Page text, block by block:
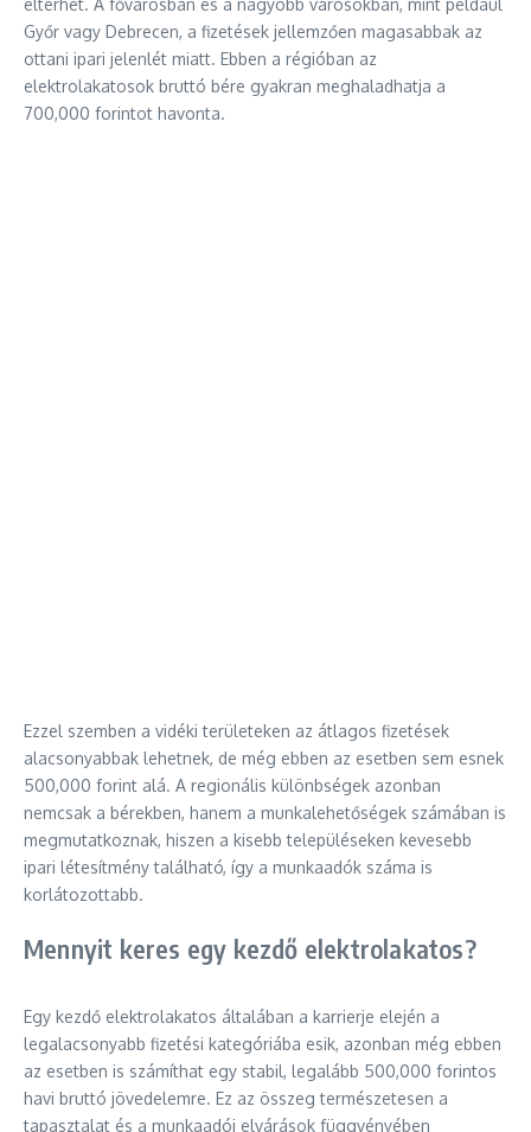
eltérhet. A fővárosban és a nagyobb városokban, mint például
Győr vagy Debrecen, a fizetések jellemzően magasabbak az
ottani ipari jelenlét miatt. Ebben a régióban az
elektrolakatosok bruttó bére gyakran meghaladhatja a
700,000 forintot havonta.
Ezzel szemben a vidéki területeken az átlagos fizetések
alacsonyabbak lehetnek, de még ebben az esetben sem esnek
500,000 forint alá. A regionális különbségek azonban
nemcsak a bérekben, hanem a munkalehetőségek számában is
megmutatkoznak, hiszen a kisebb településeken kevesebb
ipari létesítmény található, így a munkaadók száma is
korlátozottabb.
Mennyit keres egy kezdő elektrolakatos?
Egy kezdő elektrolakatos általában a karrierje elején a
legalacsonyabb fizetési kategóriába esik, azonban még ebben
az esetben is számíthat egy stabil, legalább 500,000 forintos
havi bruttó jövedelemre. Ez az összeg természetesen a
tapasztalat és a munkaadói elvárások függvényében